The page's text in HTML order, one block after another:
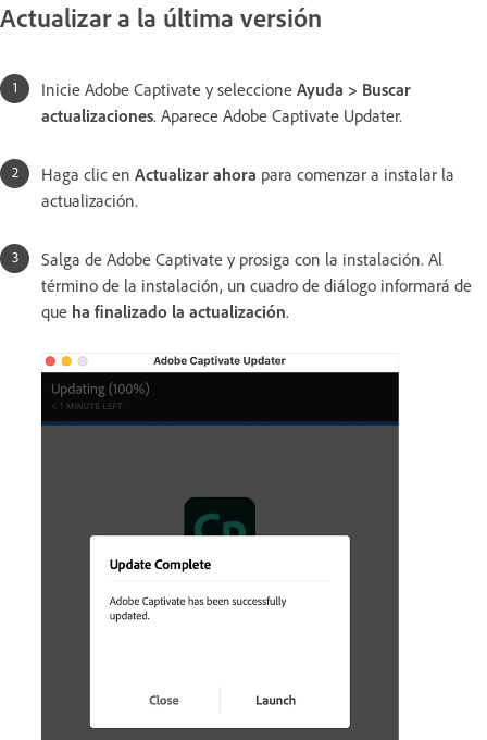
Actualizar a la última versión
Inicie Adobe Captivate y seleccione Ayuda > Buscar
actualizaciones. Aparece Adobe Captivate Updater.
Haga clic en Actualizar ahora para comenzar a instalar la
actualización.
Salga de Adobe Captivate y prosiga con la instalación. Al
término de la instalación, un cuadro de diálogo informará de
que ha finalizado la actualización.